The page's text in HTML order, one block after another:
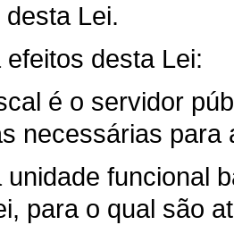
Lei.
efeitos desta Lei:
é o servidor
necessárias
unidade funcional
para o qual são